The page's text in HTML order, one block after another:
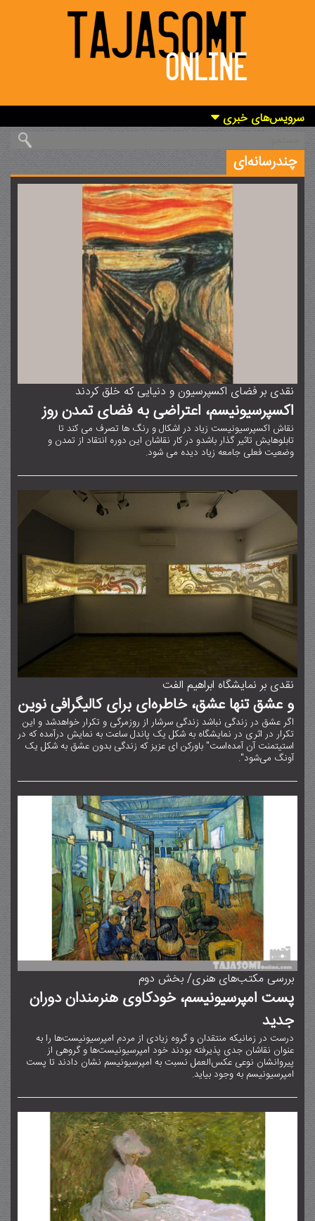
سرویس‌های خبری
چندرسانه‌ای
نقدی بر فضای اکسپرسیون و دنیایی که خلق کردند
اکسپرسیونیسم، اعتراضی به فضای تمدن روز
نقاش اکسپرسیونیست زیاد در اشکال و رنگ ها تصرف می کند تا
تابلوهایش تاثیر گذار باشدو در کار نقاشان این دوره انتقاد از تمدن و
وضعیت فعلی جامعه زیاد دیده می شود.
نقدی بر نمایشگاه ابراهیم الفت
و عشق تنها عشق، خاطره‌ای برای کالیگرافی نوین
اگر عشق در زندگی نباشد زندگی سرشار از روزمرگی و تکرار خواهدشد و این
تکرار در اثری در نمایشگاه به شکل یک پاندل ساعت به نمایش درآمده که در
استیتمنت آن آمده‌است" باورکن ای عزیز که زندگی بدون عشق به شکل یک
آونگ می‌شود".
بررسی مکتب‌های هنری/ بخش دوم
پست امپرسیونیسم، خودکاوی هنرمندان دوران
جدید
درست در زمانیکه منتقدان و گروه زیادی از مردم امپرسیونیست‌ها را به
عنوان نقاشان جدی پذیرفته بودند خود امپرسیونیست‌ها و گروهی از
پیروانشان نوعی عکس‌العمل نسبت به امپرسیونیسم نشان دادند تا پست
امپرسیونیسم به وجود بیاید.